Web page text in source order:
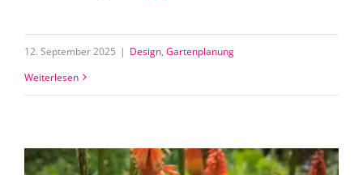
12. September 2025 | Design, Gartenplanung
Weiterlesen